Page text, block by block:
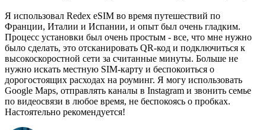
Я использовал Redex eSIM во время путешествий по
Франции, Италии и Испании, и опыт был очень гладким.
Процесс установки был очень простым - все, что мне нужно
было сделать, это отсканировать QR-код и подключиться к
высокоскоростной сети за считанные минуты. Больше не
нужно искать местную SIM-карту и беспокоиться о
дорогостоящих расходах на роуминг. Я могу использовать
Google Maps, отправлять каналы в Instagram и звонить семье
по видеосвязи в любое время, не беспокоясь о пробках.
Настоятельно рекомендуется!